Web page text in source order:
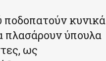
ποδοπατούν κυνικά
πλασάρουν ύπουλα
ως